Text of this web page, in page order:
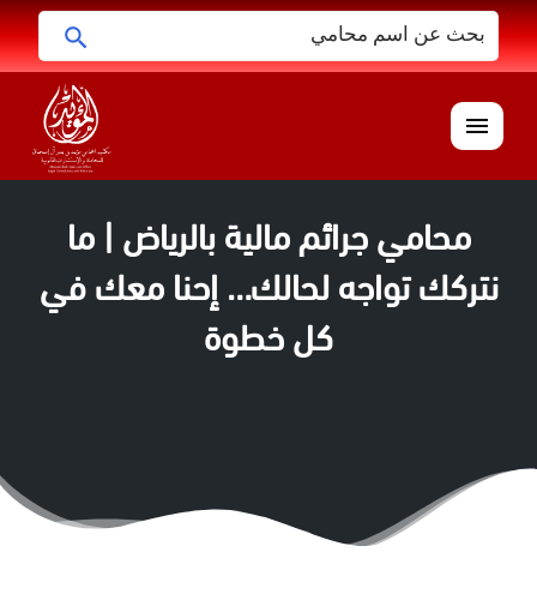
البحث
عن:
القائمة
محامي جرائم مالية بالرياض | ما
نتركك تواجه لحالك… إحنا معك في
كل خطوة